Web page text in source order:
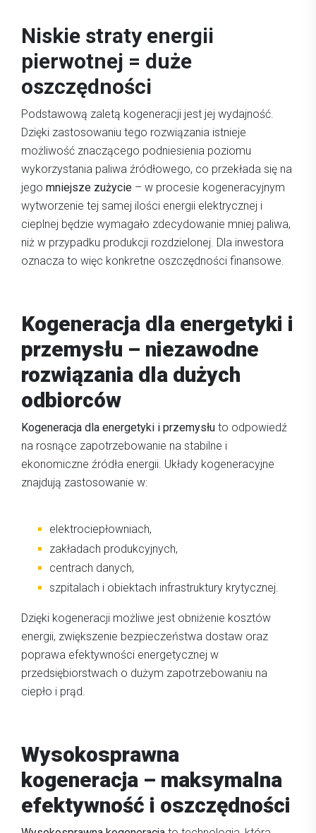
Niskie straty energii
pierwotnej = duże
oszczędności
Podstawową zaletą kogeneracji jest jej wydajność.
Dzięki zastosowaniu tego rozwiązania istnieje
możliwość znaczącego podniesienia poziomu
wykorzystania paliwa źródłowego, co przekłada się na
jego mniejsze zużycie – w procesie kogeneracyjnym
wytworzenie tej samej ilości energii elektrycznej i
cieplnej będzie wymagało zdecydowanie mniej paliwa,
niż w przypadku produkcji rozdzielonej. Dla inwestora
oznacza to więc konkretne oszczędności finansowe.
Kogeneracja dla energetyki i
przemysłu – niezawodne
rozwiązania dla dużych
odbiorców
Kogeneracja dla energetyki i przemysłu to odpowiedź
na rosnące zapotrzebowanie na stabilne i
ekonomiczne źródła energii. Układy kogeneracyjne
znajdują zastosowanie w:
elektrociepłowniach,
zakładach produkcyjnych,
centrach danych,
szpitalach i obiektach infrastruktury krytycznej.
Dzięki kogeneracji możliwe jest obniżenie kosztów
energii, zwiększenie bezpieczeństwa dostaw oraz
poprawa efektywności energetycznej w
przedsiębiorstwach o dużym zapotrzebowaniu na
ciepło i prąd.
Wysokosprawna
kogeneracja – maksymalna
efektywność i oszczędności